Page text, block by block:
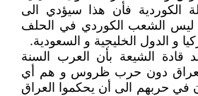
الكوردية فأن هذا سيؤدي الى
و ليس الشعب الكوردي في الحلف
و الدول الخليجية و السعودية.
قادة الشيعة بأن العرب السنة
دون حرب ظروس و هم أي
في حربهم الى أن يحكموا العراق